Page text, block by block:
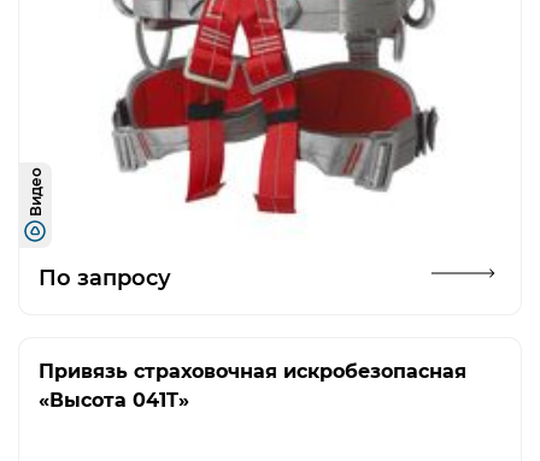
Видео
По запросу
Привязь страховочная искробезопасная
«Высота 041T»